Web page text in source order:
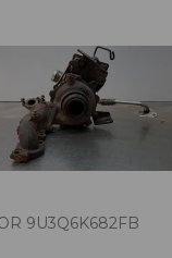
9U3Q6K682FB